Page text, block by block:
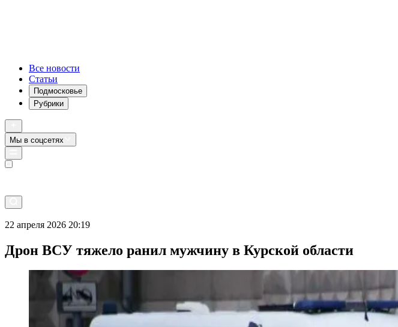
Все новости
Статьи
Подмосковье
Рубрики
Мы в соцсетях
22 апреля 2026 20:19
Дрон ВСУ тяжело ранил мужчину в Курской области